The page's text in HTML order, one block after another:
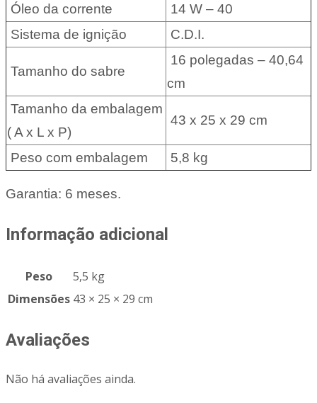
Óleo da corrente
14 W – 40
Sistema de ignição
C.D.I.
Tamanho do sabre
16 polegadas – 40,64
cm
Tamanho da embalagem
( A x L x P)
43 x 25 x 29 cm
Peso com embalagem 5,8 kg
Garantia: 6 meses.
Informação adicional
Peso
5,5 kg
Dimensões 43 × 25 × 29 cm
Avaliações
Não há avaliações ainda.